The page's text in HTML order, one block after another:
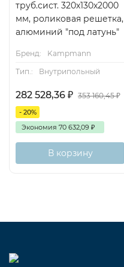
труб.сист. 320х130х2000
мм, роликовая решетка,
алюминий "под латунь"
Бренд:
Kampmann
Тип.:
Внутрипольный
282 528,36 ₽ 353 160,45₽
- 20%
Экономия 70 632,09 ₽
В корзину